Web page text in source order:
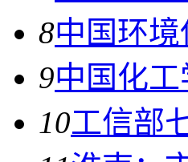
8中国环
9中国化
10工信部